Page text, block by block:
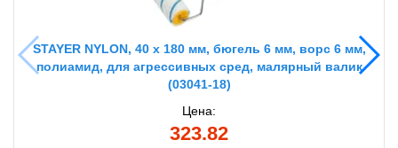
STAYER NYLON, 40 х 180 мм, бюгель 6 мм, ворс 6 мм,
полиамид, для агрессивных сред, малярный валик
(03041-18)
Цена:
323.82